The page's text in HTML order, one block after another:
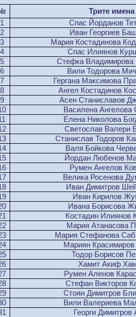
Трите имена
1
Спас Йорданов
2
Иван Георгиев
3
Мария Костадинова
4
Спас Илиянов
5
Стефка Владимирова
6
Вили Тодорова
7
Гергана Максимова
8
Ангел Костадинов
9
Асен Станиславов
Василена Ангелова
Елена Николова
Светослав Валери
Станислав Тодоров
Валя Бойкова
Йордан Любенов
Румен Ангелов
Велика Росенова
Иван Димитров
Иван Кирилов
Ивана Борисова
Костадин Илиянов
Мария Атанасова
Мария Стефанова
Мариян
Тодор Борисов
Хамит Акиф
Румен Аленов
Стефан Викторов
Стоян Димитров
Вили Валериева
Георги Димитров